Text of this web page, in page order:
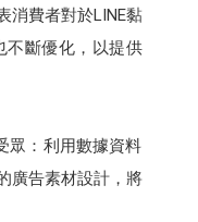
消費者對於LINE黏
不斷優化，以提供
眾：利用數據資料
廣告素材設計，將